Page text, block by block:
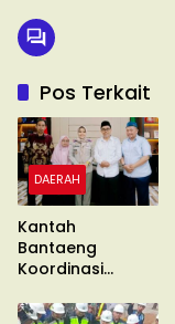
Pos Terkait
DAERAH
Kantah
Bantaeng
Koordinasi
Muhammadiyah